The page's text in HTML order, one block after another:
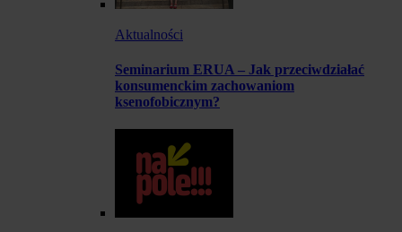
Aktualności
Seminarium ERUA – Jak przeciwdziałać
konsumenckim zachowaniom
ksenofobicznym?